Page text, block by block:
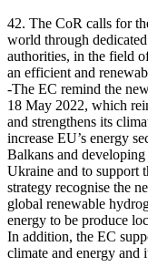
42. The CoR calls for
world through
authorities, in the field
an efficient and
-The EC remind the
18 May 2022, which
and strengthens its
increase EU’s energy
Balkans and
Ukraine and to support
strategy recognise the
global renewable
energy to be produce
In addition, the EC
climate and energy and